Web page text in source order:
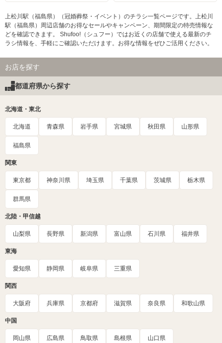
上松川駅（福島県）（冠婚葬祭・イベント）のチラシ一覧ページです。上松川
駅（福島県）周辺店舗のお得なセールやキャンペーン、期間限定の特売情報な
どを確認できます。 Shufoo!（シュフー）ではお近くの店舗で使える最新のチ
ラシ情報を、手軽にご確認いただけます。お得な情報をぜひご活用ください。
お店を探す
都道府県から探す
北海道・東北
北海道 青森県 岩手県 宮城県 秋田県 山形県
福島県
関東
東京都 神奈川県 埼玉県 千葉県 茨城県 栃木県
群馬県
北陸・甲信越
山梨県 長野県 新潟県 富山県 石川県 福井県
東海
愛知県 静岡県 岐阜県 三重県
関西
大阪府 兵庫県 京都府 滋賀県 奈良県 和歌山県
中国
岡山県 広島県 鳥取県 島根県 山口県